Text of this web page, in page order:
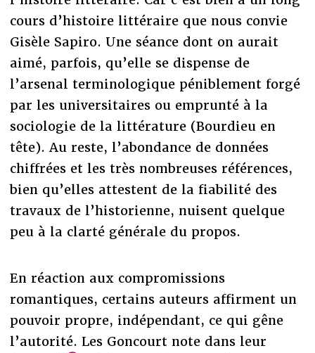
cours d’histoire littéraire que nous convie
Gisèle Sapiro. Une séance dont on aurait
aimé, parfois, qu’elle se dispense de
l’arsenal terminologique péniblement forgé
par les universitaires ou emprunté à la
sociologie de la littérature (Bourdieu en
tête). Au reste, l’abondance de données
chiffrées et les très nombreuses références,
bien qu’elles attestent de la fiabilité des
travaux de l’historienne, nuisent quelque
peu à la clarté générale du propos.
En réaction aux compromissions
romantiques, certains auteurs affirment un
pouvoir propre, indépendant, ce qui gêne
l’autorité. Les Goncourt note dans leur